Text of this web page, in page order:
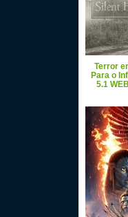
Terror
Para o
5.1